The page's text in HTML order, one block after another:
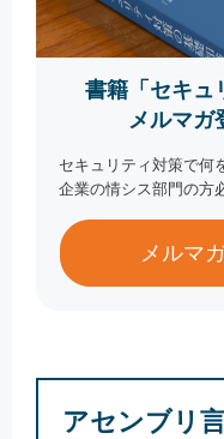
書籍「セキュ
メルマガ
セキュリティ対策で何
企業の情シス部門の方
メルマ
アセンブリ